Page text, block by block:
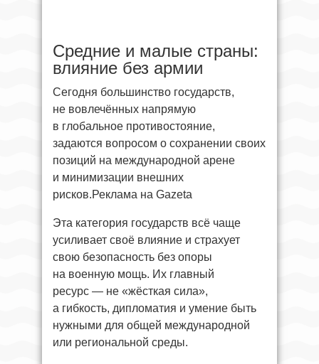
Средние и малые страны:
влияние без армии
Сегодня большинство государств,
не вовлечённых напрямую
в глобальное противостояние,
задаются вопросом о сохранении своих
позиций на международной арене
и минимизации внешних
рисков.Реклама на Gazeta
Эта категория государств всё чаще
усиливает своё влияние и страхует
свою безопасность без опоры
на военную мощь. Их главный
ресурс — не «жёсткая сила»,
а гибкость, дипломатия и умение быть
нужными для общей международной
или региональной среды.